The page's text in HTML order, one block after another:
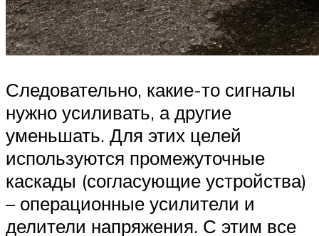
Следовательно, какие-то сигналы
нужно усиливать, а другие
уменьшать. Для этих целей
используются промежуточные
каскады (согласующие устройства)
– операционные усилители и
делители напряжения. С этим все